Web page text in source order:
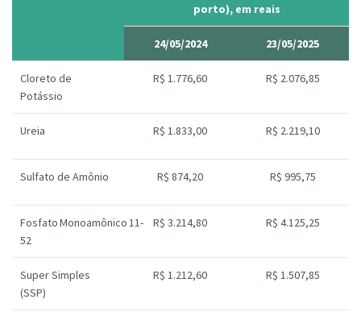
porto), em reais
24/05/2024 23/05/2025
Cloreto de
Potássio
R$ 1.776,60 R$ 2.076,85
Ureia R$ 1.833,00 R$ 2.219,10
Sulfato de Amônio R$ 874,20 R$ 995,75
Fosfato Monoamônico 11-
52
R$ 3.214,80 R$ 4.125,25
Super Simples
(SSP)
R$ 1.212,60 R$ 1.507,85